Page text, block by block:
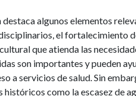
algunos elementos
el fortalecimiento
que atienda las
son importantes y pueden
a servicios de salud. Sin
como la escasez de